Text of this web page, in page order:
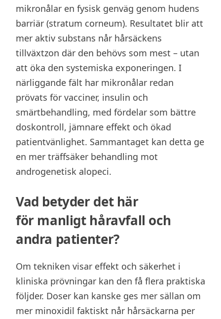
mikronålar en fysisk genväg genom hudens
barriär (stratum corneum). Resultatet blir att
mer aktiv substans når hårsäckens
tillväxtzon där den behövs som mest – utan
att öka den systemiska exponeringen. I
närliggande fält har mikronålar redan
prövats för vacciner, insulin och
smärtbehandling, med fördelar som bättre
doskontroll, jämnare effekt och ökad
patientvänlighet. Sammantaget kan detta ge
en mer träffsäker behandling mot
androgenetisk alopeci.
Vad betyder det här
för manligt håravfall och
andra patienter?
Om tekniken visar effekt och säkerhet i
kliniska prövningar kan den få flera praktiska
följder. Doser kan kanske ges mer sällan om
mer minoxidil faktiskt når hårsäckarna per